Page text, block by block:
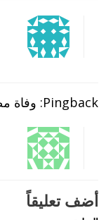
Pingback: وفاة مصطفى السلاب
أضف تعليقاً